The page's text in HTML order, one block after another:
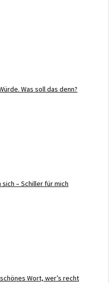
Was soll das denn?
sich – Schiller für mich
Wort, wer’s recht